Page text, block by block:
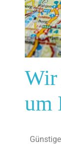
Wir
um